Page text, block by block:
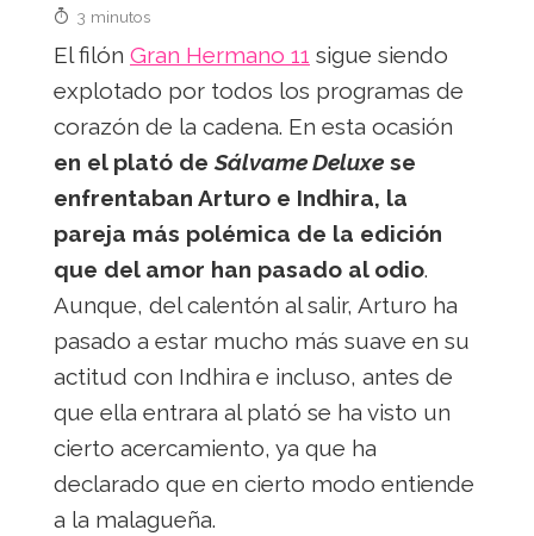
3 minutos
El filón Gran Hermano 11 sigue siendo
explotado por todos los programas de
corazón de la cadena. En esta ocasión
en el plató deSálvame Deluxe se
enfrentaban Arturo e Indhira, la
pareja más polémica de la edición
que del amor han pasado al odio.
Aunque, del calentón al salir, Arturo ha
pasado a estar mucho más suave en su
actitud con Indhira e incluso, antes de
que ella entrara al plató se ha visto un
cierto acercamiento, ya que ha
declarado que en cierto modo entiende
a la malagueña.